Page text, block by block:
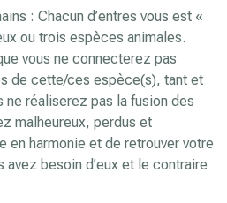
: Chacun d’entres vous est «
ou trois espèces animales.
vous ne connecterez pas
de cette/ces espèce(s), tant et
ne réaliserez pas la fusion des
malheureux, perdus et
en harmonie et de retrouver votre
avez besoin d’eux et le contraire